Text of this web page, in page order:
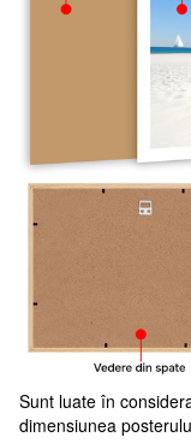
Sunt luate în
dimensiunea